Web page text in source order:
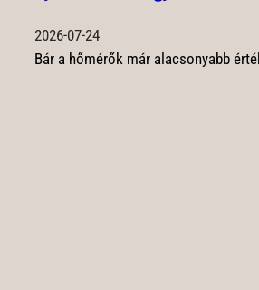
2026-07-24
Bár a hőmérők már alacsonyabb